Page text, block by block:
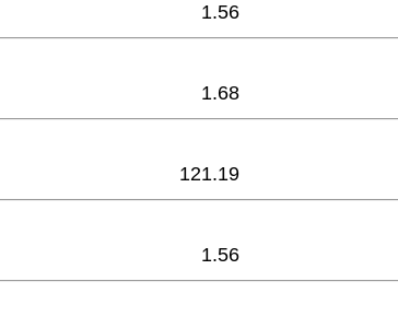
1.56
1.68
121.19
1.56